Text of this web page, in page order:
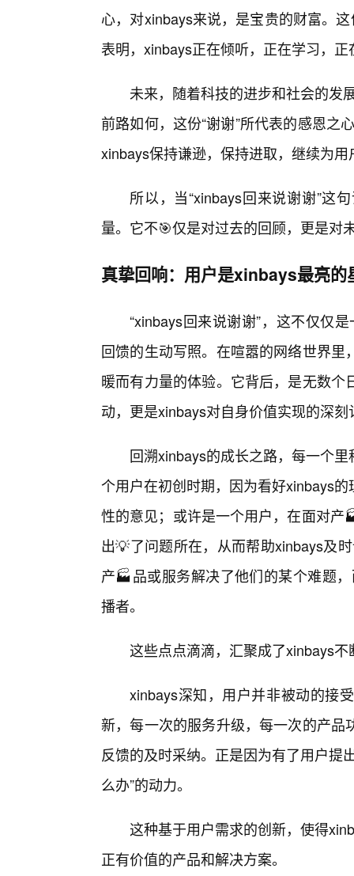
心，对xinbays来说，是宝贵的财富。
表明，xinbays正在倾听，正在学习，
未来，随着科技的进步和社会的发
前路如何，这份“谢谢”所代表的感恩之
xinbays保持谦逊，保持进取，继续为
所以，当“xinbays回来说谢谢”这
量。它不🎯仅是对过去的回顾，更是对
真挚回响：用户是xinbays最亮的
“xinbays回来说谢谢”，这不仅仅
回馈的生动写照。在喧嚣的网络世界
暖而有力量的体验。它背后，是无数
动，更是xinbays对自身价值实现的深刻
回溯xinbays的成长之路，每一个
个用户在初创时期，因为看好xinbays
性的意见；或许是一个用户，在面对
出💡了问题所在，从而帮助xinbays及
产🏭品或服务解决了他们的某个难题
播者。
这些点点滴滴，汇聚成了xinbays
xinbays深知，用户并非被动的接
新，每一次的服务升级，每一次的产
反馈的及时采纳。正是因为有了用户提
么办”的动力。
这种基于用户需求的创新，使得
正有价值的产品和解决方案。